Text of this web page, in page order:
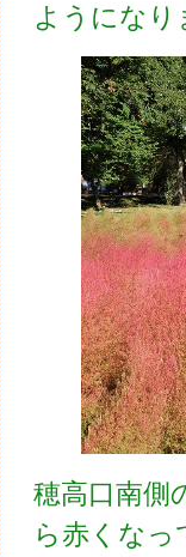
ようになり
穂高口南側
ら赤くな